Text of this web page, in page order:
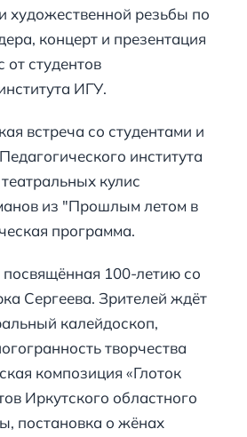
художественной резьбы по
концерт и презентация
от студентов
ИГУ.
встреча со студентами и
института
кулис
из "Прошлым летом в
программа.
посвящённая 100-летию со
Сергеева. Зрителей ждёт
калейдоскоп,
творчества
композиция «Глоток
Иркутского областного
постановка о жёнах